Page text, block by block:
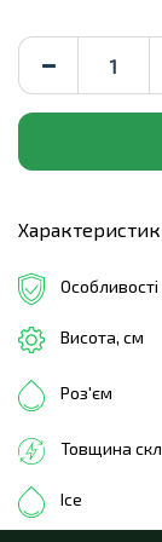
Особливості
Висота, см
Роз'єм
Товщина
Ice